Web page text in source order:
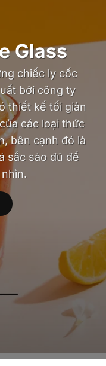
Glass
chiếc ly cốc
bởi công ty
thiết kế tối giản
các loại thức
bên cạnh đó là
sắc sảo đủ để